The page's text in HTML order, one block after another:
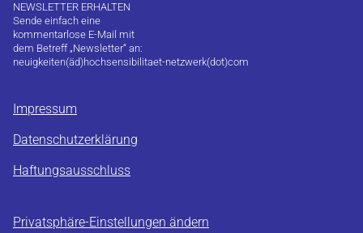
NEWSLETTER ERHALTEN
Sende einfach eine
kommentarlose E-Mail mit
dem Betreff „Newsletter“ an:
neuigkeiten(äd)hochsensibilitaet-netzwerk(dot)com
Impressum
Datenschutzerklärung
Haftungsausschluss
Privatsphäre-Einstellungen ändern